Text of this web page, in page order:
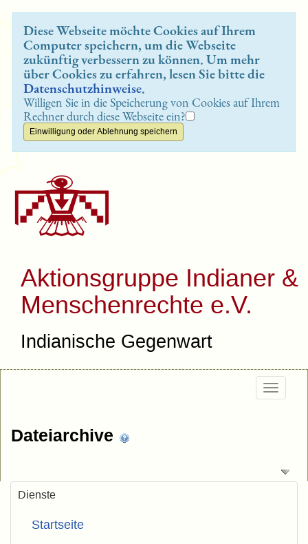
Diese Webseite möchte Cookies auf Ihrem
Computer speichern, um die Webseite
zukünftig verbessern zu können. Um mehr
über Cookies zu erfahren, lesen Sie bitte die
Datenschutzhinweise.
Willigen Sie in die Speicherung von Cookies auf Ihrem
Rechner durch diese Webseite ein?
Aktionsgruppe Indianer &
Menschenrechte e.V.
Indianische Gegenwart
Dateiarchive
Dienste
Startseite